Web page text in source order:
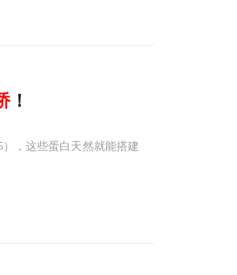
！
），这些蛋白天然就能搭建